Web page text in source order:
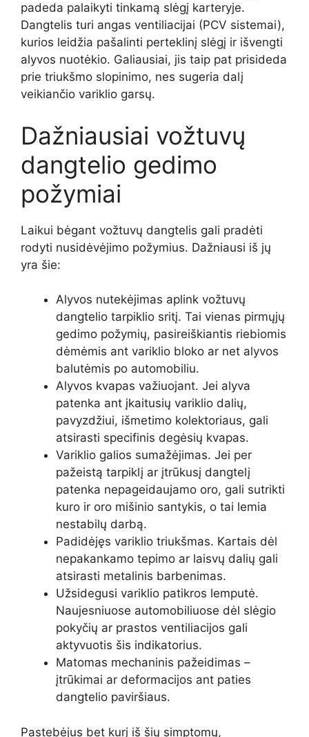
padeda palaikyti tinkamą slėgį karteryje.
Dangtelis turi angas ventiliacijai (PCV sistemai),
kurios leidžia pašalinti perteklinį slėgį ir išvengti
alyvos nuotėkio. Galiausiai, jis taip pat prisideda
prie triukšmo slopinimo, nes sugeria dalį
veikiančio variklio garsų.
Dažniausiai vožtuvų
dangtelio gedimo
požymiai
Laikui bėgant vožtuvų dangtelis gali pradėti
rodyti nusidėvėjimo požymius. Dažniausi iš jų
yra šie:
Alyvos nutekėjimas aplink vožtuvų
dangtelio tarpiklio sritį. Tai vienas pirmųjų
gedimo požymių, pasireiškiantis riebiomis
dėmėmis ant variklio bloko ar net alyvos
balutėmis po automobiliu.
Alyvos kvapas važiuojant. Jei alyva
patenka ant įkaitusių variklio dalių,
pavyzdžiui, išmetimo kolektoriaus, gali
atsirasti specifinis degėsių kvapas.
Variklio galios sumažėjimas. Jei per
pažeistą tarpiklį ar įtrūkusį dangtelį
patenka nepageidaujamo oro, gali sutrikti
kuro ir oro mišinio santykis, o tai lemia
nestabilų darbą.
Padidėjęs variklio triukšmas. Kartais dėl
nepakankamo tepimo ar laisvų dalių gali
atsirasti metalinis barbenimas.
Užsidegusi variklio patikros lemputė.
Naujesniuose automobiliuose dėl slėgio
pokyčių ar prastos ventiliacijos gali
aktyvuotis šis indikatorius.
Matomas mechaninis pažeidimas –
įtrūkimai ar deformacijos ant paties
dangtelio paviršiaus.
Pastebėjus bet kurį iš šių simptomų,